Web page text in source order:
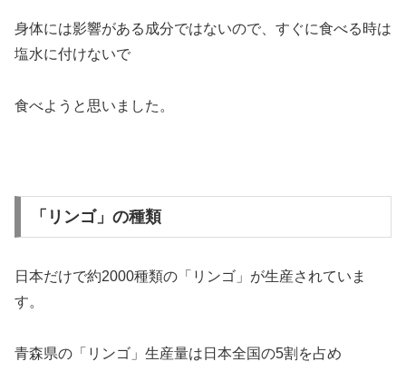
身体には影響がある成分ではないので、すぐに食べる時は
塩水に付けないで
食べようと思いました。
「リンゴ」の種類
日本だけで約2000種類の「リンゴ」が生産されていま
す。
青森県の「リンゴ」生産量は日本全国の5割を占め